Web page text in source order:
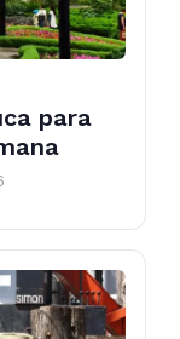
para